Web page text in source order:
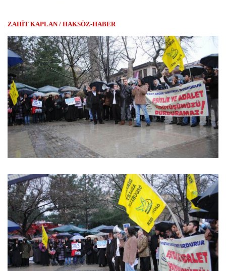
ZAHİT KAPLAN / HAKSÖZ-HABER